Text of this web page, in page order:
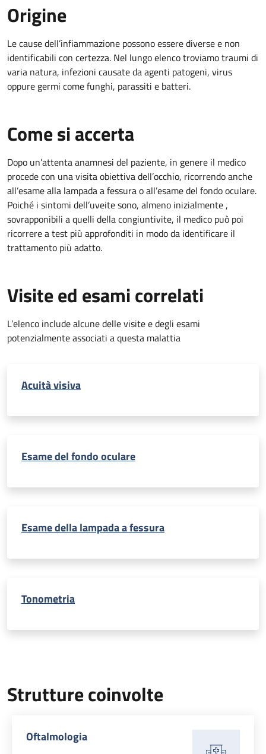
Origine
Le cause dell’infiammazione possono essere diverse e non
identificabili con certezza. Nel lungo elenco troviamo traumi di
varia natura, infezioni causate da agenti patogeni, virus
oppure germi come funghi, parassiti e batteri.
Come si accerta
Dopo un’attenta anamnesi del paziente, in genere il medico
procede con una visita obiettiva dell’occhio, ricorrendo anche
all’esame alla lampada a fessura o all’esame del fondo oculare.
Poiché i sintomi dell’uveite sono, almeno inizialmente ,
sovrapponibili a quelli della congiuntivite, il medico può poi
ricorrere a test più approfonditi in modo da identificare il
trattamento più adatto.
Visite ed esami correlati
L’elenco include alcune delle visite e degli esami
potenzialmente associati a questa malattia
Acuità visiva
Esame del fondo oculare
Esame della lampada a fessura
Tonometria
Strutture coinvolte
Oftalmologia